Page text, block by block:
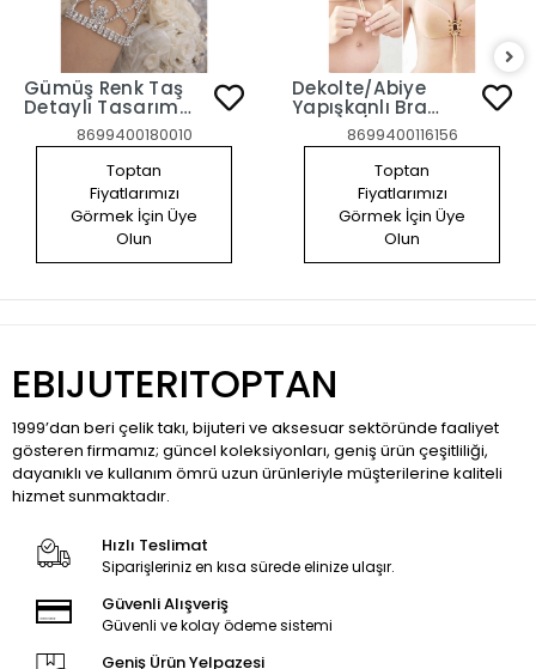
Gümüş Renk Taş
Detaylı Tasarım
Şahmeran
8699400180010
Toptan
Fiyatlarımızı
Görmek İçin Üye
Olun
Dekolte/Abiye
Yapışkanlı Bra
Sütyen/ Askısız
Straplez Göğüs
Dikleştirici Sütyen
8699400116156
Toptan
Fiyatlarımızı
Görmek İçin Üye
Olun
EBIJUTERITOPTAN
1999’dan beri çelik takı, bijuteri ve aksesuar sektöründe faaliyet
gösteren firmamız; güncel koleksiyonları, geniş ürün çeşitliliği,
dayanıklı ve kullanım ömrü uzun ürünleriyle müşterilerine kaliteli
hizmet sunmaktadır.
Hızlı Teslimat
Siparişleriniz en kısa sürede elinize ulaşır.
Güvenli Alışveriş
Güvenli ve kolay ödeme sistemi
Geniş Ürün Yelpazesi